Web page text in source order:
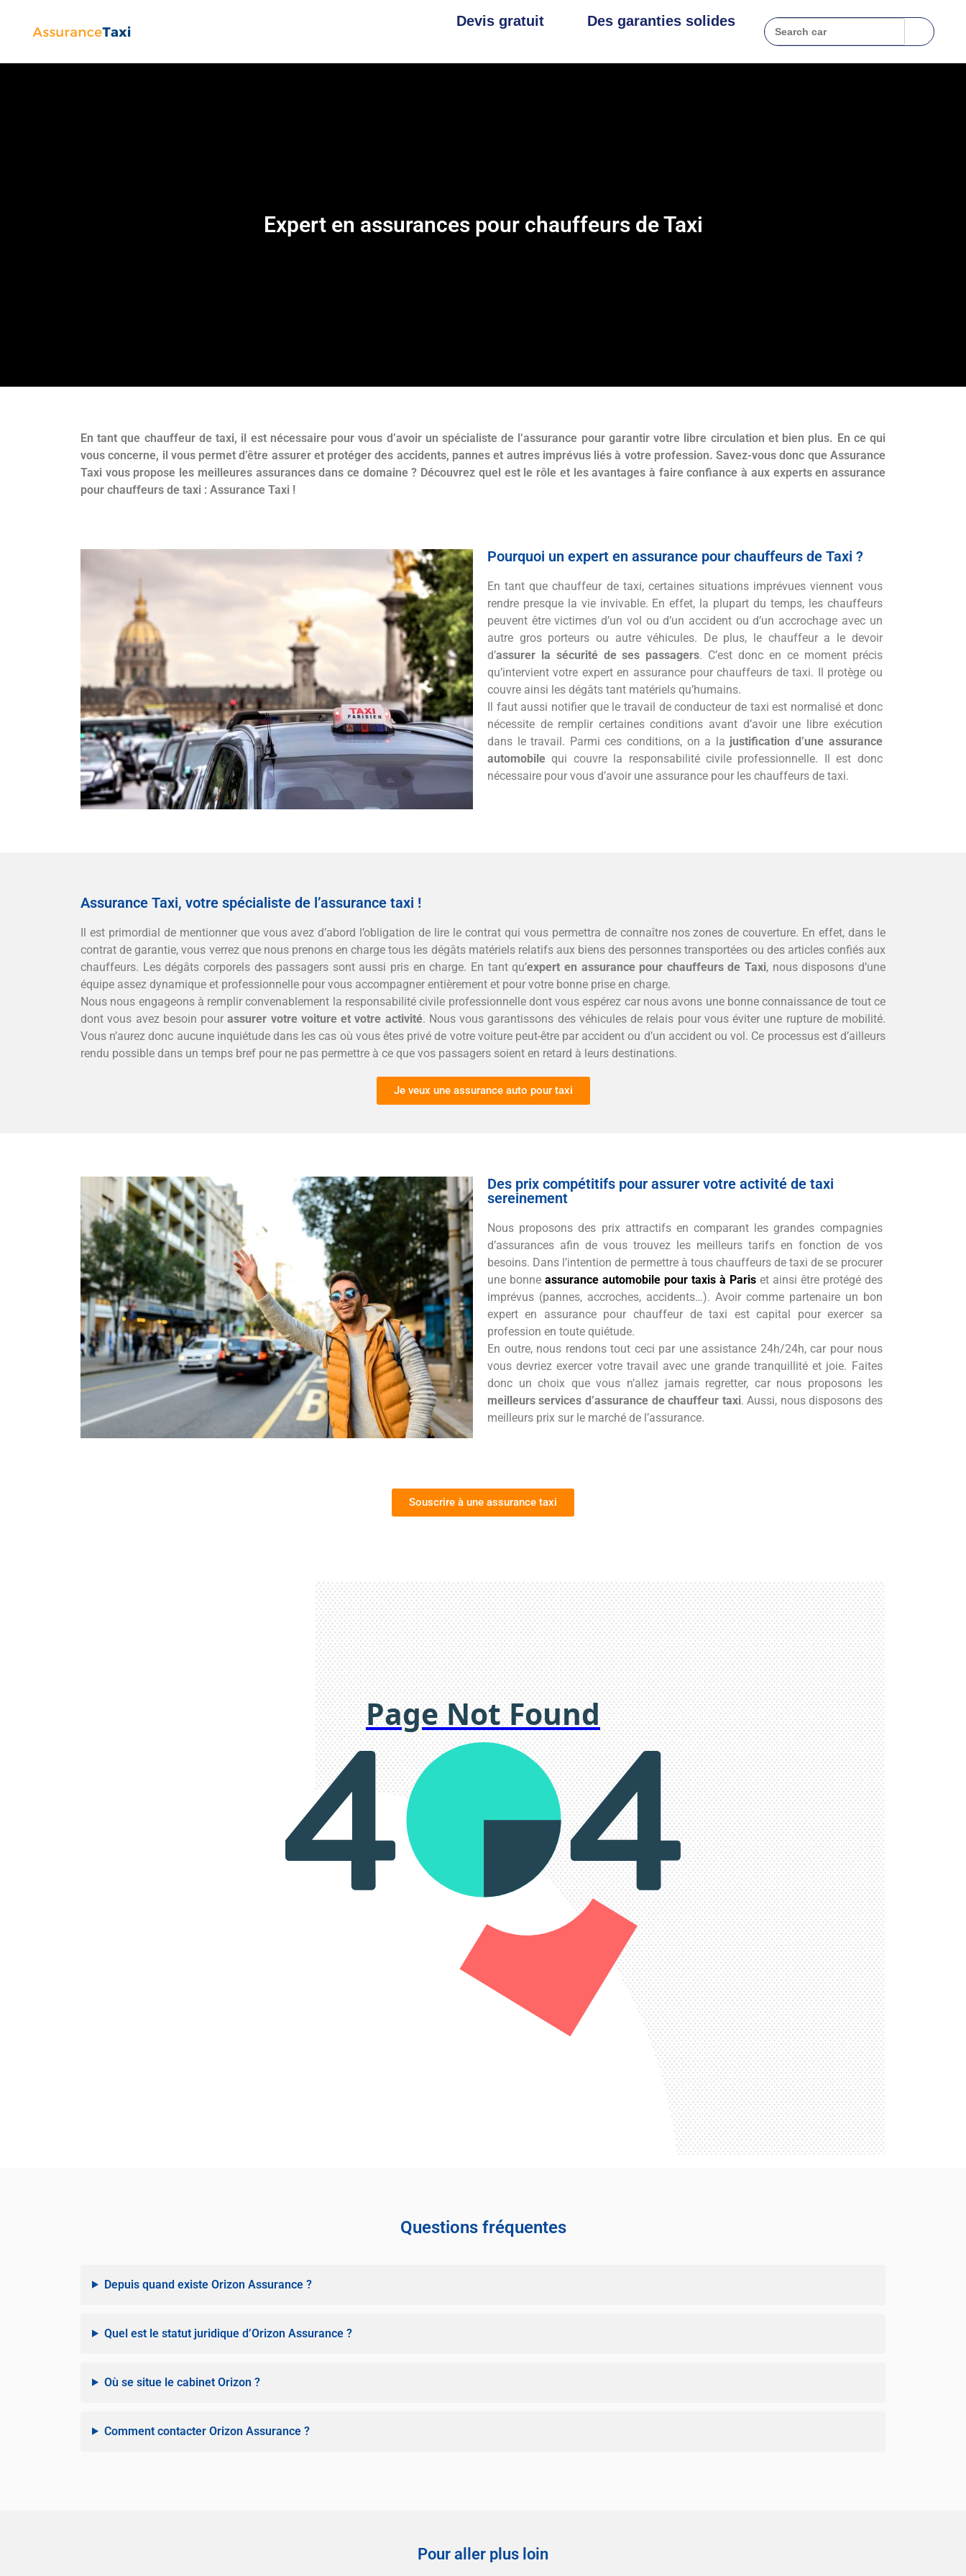
Devis gratuit Des garanties solides
Expert en assurances pour chauffeurs de Taxi
En tant que chauffeur de taxi, il est nécessaire pour vous d’avoir un spécialiste de l’assurance pour garantir votre libre circulation et bien plus. En ce qui
vous concerne, il vous permet d’être assurer et protéger des accidents, pannes et autres imprévus liés à votre profession. Savez-vous donc que Assurance
Taxi vous propose les meilleures assurances dans ce domaine ? Découvrez quel est le rôle et les avantages à faire confiance à aux experts en assurance
pour chauffeurs de taxi : Assurance Taxi !
Pourquoi un expert en assurance pour chauffeurs de Taxi ?
En tant que chauffeur de taxi, certaines situations imprévues viennent vous
rendre presque la vie invivable. En effet, la plupart du temps, les chauffeurs
peuvent être victimes d’un vol ou d’un accident ou d’un accrochage avec un
autre gros porteurs ou autre véhicules. De plus, le chauffeur a le devoir
d’assurer la sécurité de ses passagers. C’est donc en ce moment précis
qu’intervient votre expert en assurance pour chauffeurs de taxi. Il protège ou
couvre ainsi les dégâts tant matériels qu’humains.
Il faut aussi notifier que le travail de conducteur de taxi est normalisé et donc
nécessite de remplir certaines conditions avant d’avoir une libre exécution
dans le travail. Parmi ces conditions, on a la justification d’une assurance
automobilequi couvre la responsabilité civile professionnelle. Il est donc
nécessaire pour vous d’avoir une assurance pour les chauffeurs de taxi.
Assurance Taxi, votre spécialiste de l’assurance taxi !
Il est primordial de mentionner que vous avez d’abord l’obligation de lire le contrat qui vous permettra de connaître nos zones de couverture. En effet, dans le
contrat de garantie, vous verrez que nous prenons en charge tous les dégâts matériels relatifs aux biens des personnes transportées ou des articles confiés aux
chauffeurs. Les dégâts corporels des passagers sont aussi pris en charge. En tant qu’expert en assurance pour chauffeurs de Taxi, nous disposons d’une
équipe assez dynamique et professionnelle pour vous accompagner entièrement et pour votre bonne prise en charge.
Nous nous engageons à remplir convenablement la responsabilité civile professionnelle dont vous espérez car nous avons une bonne connaissance de tout ce
dont vous avez besoin pourassurer votre voiture et votre activité. Nous vous garantissons des véhicules de relais pour vous éviter une rupture de mobilité.
Vous n’aurez donc aucune inquiétude dans les cas où vous êtes privé de votre voiture peut-être par accident ou d’un accident ou vol. Ce processus est d’ailleurs
rendu possible dans un temps bref pour ne pas permettre à ce que vos passagers soient en retard à leurs destinations.
Je veux une assurance auto pour taxi
Des prix compétitifs pour assurer votre activité de taxi
sereinement
Nous proposons des prix attractifs en comparant les grandes compagnies
d’assurances afin de vous trouvez les meilleurs tarifs en fonction de vos
besoins. Dans l’intention de permettre à tous chauffeurs de taxi de se procurer
une bonne assurance automobile pour taxis à Pariset ainsi être protégé des
imprévus (pannes, accroches, accidents…). Avoir comme partenaire un bon
expert en assurance pour chauffeur de taxi est capital pour exercer sa
profession en toute quiétude.
En outre, nous rendons tout ceci par une assistance 24h/24h, car pour nous
vous devriez exercer votre travail avec une grande tranquillité et joie. Faites
donc un choix que vous n’allez jamais regretter, car nous proposons les
meilleurs services d’assurance de chauffeur taxi. Aussi, nous disposons des
meilleurs prix sur le marché de l’assurance.
Souscrire à une assurance taxi
Questions fréquentes
Depuis quand existe Orizon Assurance ?
Quel est le statut juridique d’Orizon Assurance ?
Où se situe le cabinet Orizon ?
Comment contacter Orizon Assurance ?
Pour aller plus loin